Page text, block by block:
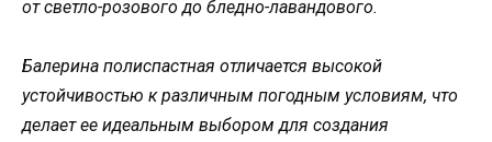
от светло-розового до бледно-лавандового.
Балерина полиспастная отличается высокой
устойчивостью к различным погодным условиям, что
делает ее идеальным выбором для создания